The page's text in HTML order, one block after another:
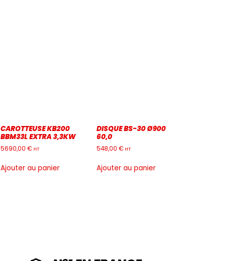
CAROTTEUSE KB200
BBM33L EXTRA 3,3KW
5690,00 € HT
Ajouter au panier
DISQUE BS-30 Ø900
60,0
548,00 € HT
Ajouter au panier